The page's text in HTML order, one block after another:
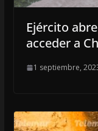
Ejército
acceder a
1 septiembre,